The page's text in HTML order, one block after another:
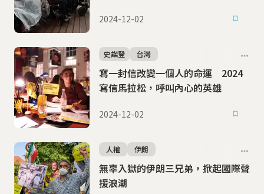
2024-12-02
寫一封信改變一個人的命運 2024
寫信馬拉松，呼叫內心的英雄
史諾登 台灣
2024-12-02
無辜入獄的伊朗三兄弟，掀起國際聲
援浪潮
人權 伊朗